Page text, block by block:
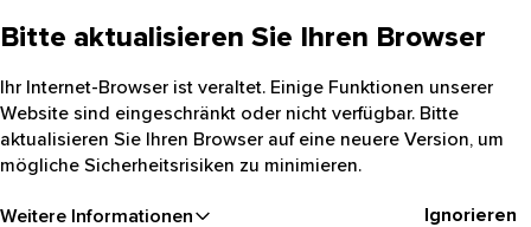
Bitte aktualisieren Sie Ihren Browser
Ihr Internet-Browser ist veraltet. Einige Funktionen unserer
Website sind eingeschränkt oder nicht verfügbar. Bitte
aktualisieren Sie Ihren Browser auf eine neuere Version, um
mögliche Sicherheitsrisiken zu minimieren.
Weitere Informationen Ignorieren